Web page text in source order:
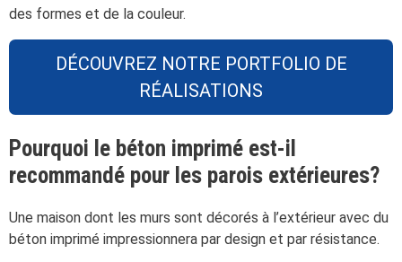
des formes et de la couleur.
DÉCOUVREZ NOTRE PORTFOLIO DE
RÉALISATIONS
Pourquoi le béton imprimé est-il
recommandé pour les parois extérieures?
Une maison dont les murs sont décorés à l’extérieur avec du
béton imprimé impressionnera par design et par résistance.